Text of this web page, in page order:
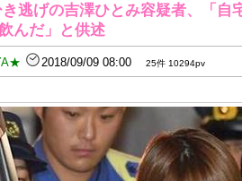
逃げの吉澤ひとみ容疑者、「自
んだ」と供述
2018/09/09 08:00 25件 10294pv